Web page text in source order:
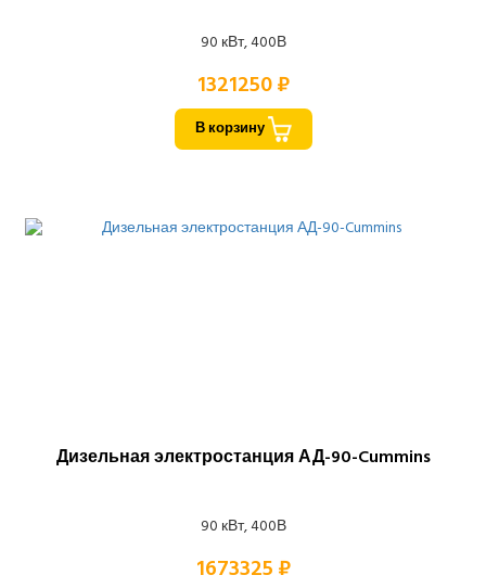
90 кВт, 400В
1321250 ₽
В корзину
Дизельная электростанция АД-90-Cummins
90 кВт, 400В
1673325 ₽